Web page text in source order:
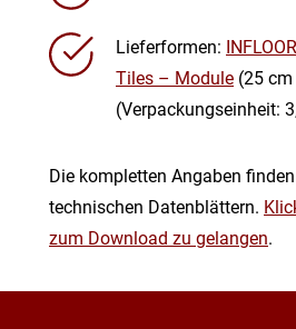
Lieferformen:
Tiles – Module (25
(Verpackungseinheit:
Die kompletten Angaben
technischen Datenblättern.
zum Download zu gelangen.